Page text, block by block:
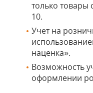
только товары
10.
Учет на
наценка».
Возможность
оформлении